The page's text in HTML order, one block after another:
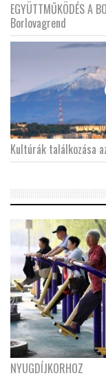
EGYÜTTMŰKÖDÉS A
Borlovagrend
Kultúrák találkozása
NYUGDÍJKORHOZ